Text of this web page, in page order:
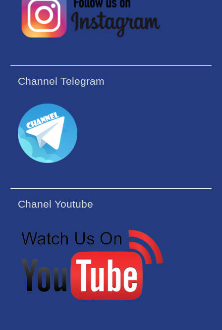
Channel Telegram
Chanel Youtube